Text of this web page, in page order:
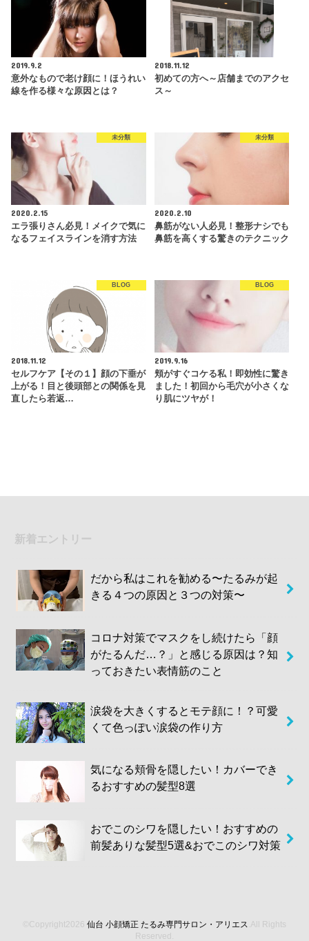
2019.9.2
意外なもので老け顔に！ほうれい
線を作る様々な原因とは？
2018.11.12
初めての方へ～店舗までのアクセ
ス～
未分類
2020.2.15
エラ張りさん必見！メイクで気に
なるフェイスラインを消す方法
未分類
2020.2.10
鼻筋がない人必見！整形ナシでも
鼻筋を高くする驚きのテクニック
BLOG
2018.11.12
セルフケア【その１】顔の下垂が
上がる！目と後頭部との関係を見
直したら若返…
BLOG
2019.9.16
頬がすぐコケる私！即効性に驚き
ました！初回から毛穴が小さくな
り肌にツヤが！
新着エントリー
だから私はこれを勧める〜たるみが起
きる４つの原因と３つの対策〜
コロナ対策でマスクをし続けたら「顔
がたるんだ…？」と感じる原因は？知
っておきたい表情筋のこと
涙袋を大きくするとモテ顔に！？可愛
くて色っぽい涙袋の作り方
気になる頬骨を隠したい！カバーでき
るおすすめの髪型8選
おでこのシワを隠したい！おすすめの
前髪ありな髪型5選&おでこのシワ対策
©Copyright2026 仙台 小顔矯正 たるみ専門サロン・アリエス .All Rights
Reserved.